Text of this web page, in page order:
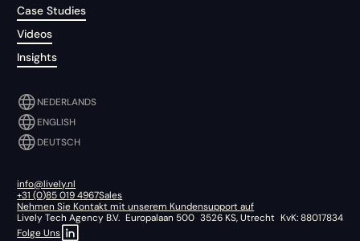
Case Studies
Videos
Insights
NEDERLANDS
ENGLISH
DEUTSCH
info@lively.nl
+31 (0)85 019 4967Sales
Nehmen Sie Kontakt mit unserem Kundensupport auf
Lively Tech Agency B.V. Europalaan 500 3526 KS, Utrecht KvK: 88017834
Folge Uns